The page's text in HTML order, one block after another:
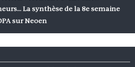
La synthèse de la 8e semaine
sur Neoen